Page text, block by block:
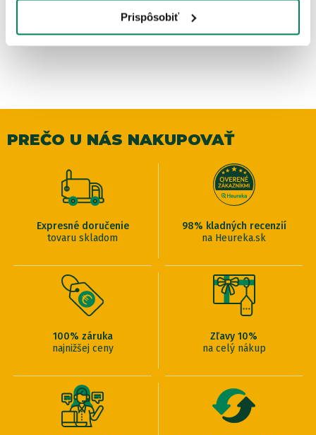
Prispôsobiť
PREČO U NÁS NAKUPOVAŤ
Expresné doručenie
tovaru skladom
98% kladných recenzií
na Heureka.sk
100% záruka
najnižšej ceny
Zľavy 10%
na celý nákup